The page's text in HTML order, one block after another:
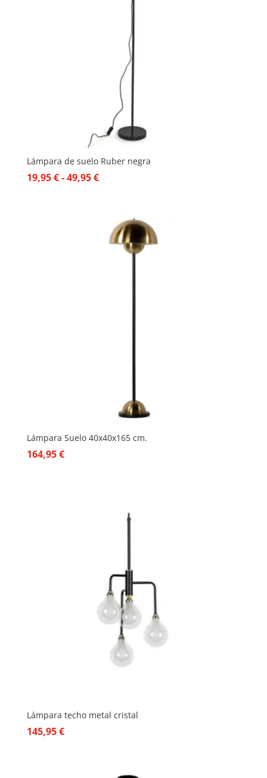
Lámpara de suelo Ruber negra
19,95€-49,95€Rango
desde
19,95 €
Lámpara Suelo 40x40x165 cm.
164,95€
Lámpara techo metal cristal
145,95€